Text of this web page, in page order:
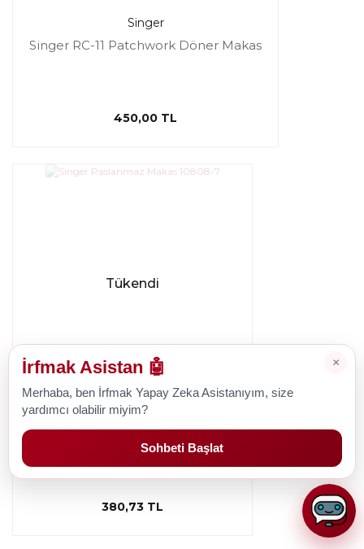
Singer
Singer RC-11 Patchwork Döner Makas
450,00 TL
Tükendi
Singer
Singer Paslanmaz Makas 10808-7
380,73 TL
×
İrfmak Asistan 🤖
Merhaba, ben İrfmak Yapay Zeka Asistanıyım, size
yardımcı olabilir miyim?
Sohbeti Başlat